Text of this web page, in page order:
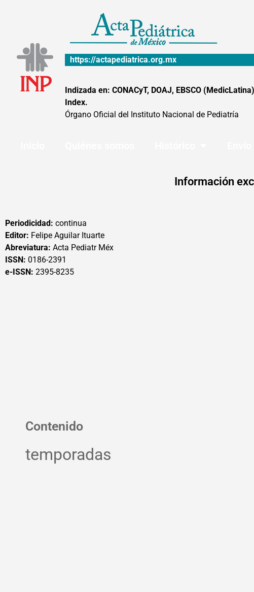
https://actapediatrica.org.mx
Indizada en: CONACyT, DOAJ, EBSCO
Index.
Órgano Oficial del Instituto Nacional de Pediatría
Información
Periodicidad: continua
Editor: Felipe Aguilar Ituarte
Abreviatura: Acta Pediatr Méx
ISSN: 0186-2391
e-ISSN: 2395-8235
Contenido
temporadas